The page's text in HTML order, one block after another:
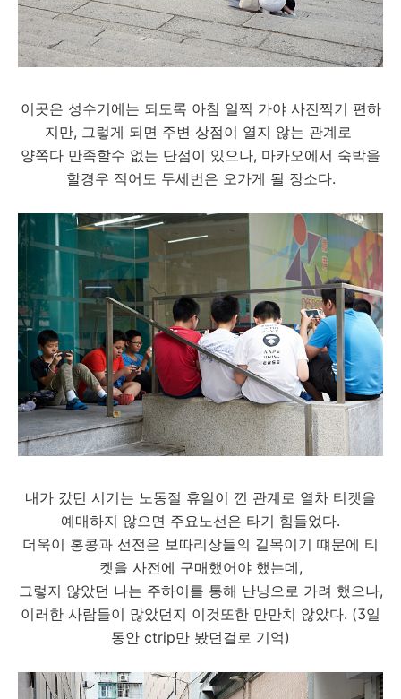
이곳은 성수기에는 되도록 아침 일찍 가야 사진찍기 편하
지만, 그렇게 되면 주변 상점이 열지 않는 관계로
양쪽다 만족할수 없는 단점이 있으나, 마카오에서 숙박을
할경우 적어도 두세번은 오가게 될 장소다.
내가 갔던 시기는 노동절 휴일이 낀 관계로 열차 티켓을
예매하지 않으면 주요노선은 타기 힘들었다.
더욱이 홍콩과 선전은 보따리상들의 길목이기 떄문에 티
켓을 사전에 구매했어야 했는데,
그렇지 않았던 나는 주하이를 통해 난닝으로 가려 했으나,
이러한 사람들이 많았던지 이것또한 만만치 않았다. (3일
동안 ctrip만 봤던걸로 기억)